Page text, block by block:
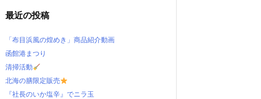
最近の投稿
「布目浜風の煌めき」商品紹介動画
函館港まつり
清掃活動
北海の膳限定販売
『社長のいか塩辛』でニラ玉